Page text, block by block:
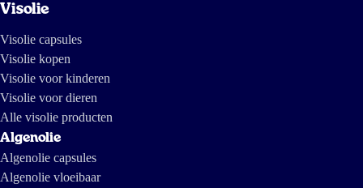
Visolie
Visolie capsules
Visolie kopen
Visolie voor kinderen
Visolie voor dieren
Alle visolie producten
Algenolie
Algenolie capsules
Algenolie vloeibaar